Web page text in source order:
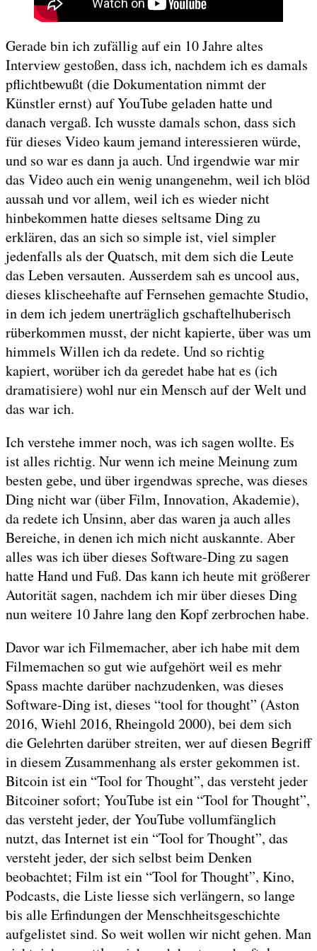
Gerade bin ich zufällig auf ein 10 Jahre altes
Interview gestoßen, dass ich, nachdem ich es damals
pflichtbewußt (die Dokumentation nimmt der
Künstler ernst) auf YouTube geladen hatte und
danach vergaß. Ich wusste damals schon, dass sich
für dieses Video kaum jemand interessieren würde,
und so war es dann ja auch. Und irgendwie war mir
das Video auch ein wenig unangenehm, weil ich blöd
aussah und vor allem, weil ich es wieder nicht
hinbekommen hatte dieses seltsame Ding zu
erklären, das an sich so simple ist, viel simpler
jedenfalls als der Quatsch, mit dem sich die Leute
das Leben versauten. Ausserdem sah es uncool aus,
dieses klischeehafte auf Fernsehen gemachte Studio,
in dem ich jedem unerträglich gschaftelhuberisch
rüberkommen musst, der nicht kapierte, über was um
himmels Willen ich da redete. Und so richtig
kapiert, worüber ich da geredet habe hat es (ich
dramatisiere) wohl nur ein Mensch auf der Welt und
das war ich.
Ich verstehe immer noch, was ich sagen wollte. Es
ist alles richtig. Nur wenn ich meine Meinung zum
besten gebe, und über irgendwas spreche, was dieses
Ding nicht war (über Film, Innovation, Akademie),
da redete ich Unsinn, aber das waren ja auch alles
Bereiche, in denen ich mich nicht auskannte. Aber
alles was ich über dieses Software-Ding zu sagen
hatte Hand und Fuß. Das kann ich heute mit größerer
Autorität sagen, nachdem ich mir über dieses Ding
nun weitere 10 Jahre lang den Kopf zerbrochen habe.
Davor war ich Filmemacher, aber ich habe mit dem
Filmemachen so gut wie aufgehört weil es mehr
Spass machte darüber nachzudenken, was dieses
Software-Ding ist, dieses “tool for thought” (Aston
2016, Wiehl 2016, Rheingold 2000), bei dem sich
die Gelehrten darüber streiten, wer auf diesen Begriff
in diesem Zusammenhang als erster gekommen ist.
Bitcoin ist ein “Tool for Thought”, das versteht jeder
Bitcoiner sofort; YouTube ist ein “Tool for Thought”,
das versteht jeder, der YouTube vollumfänglich
nutzt, das Internet ist ein “Tool for Thought”, das
versteht jeder, der sich selbst beim Denken
beobachtet; Film ist ein “Tool for Thought”, Kino,
Podcasts, die Liste liesse sich verlängern, so lange
bis alle Erfindungen der Menschheitsgeschichte
aufgelistet sind. So weit wollen wir nicht gehen. Man